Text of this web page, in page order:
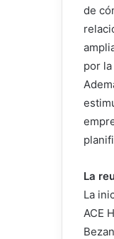
de
por
La
La
ACE